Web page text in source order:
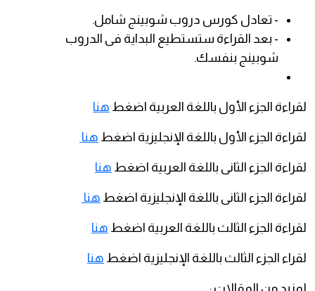
- تعادل كورس دروب شوبينج شامل.
- بعد القراءة ستستطيع البداية فى الدروب
شوبينج بنفسك.
لقراءة الجزء الأول باللغة العربية اضغط هنا
لقراءة الجزء الأول باللغة الإنجليزية اضغط هنا
لقراءة الجزء الثانى باللغة العربية اضغط هنا
لقراءة الجزء الثانى باللغة الإنجليزية اضغط هنا
لقراءة الجزء الثالث باللغة العربية اضغط هنا
لقراء الجزء الثالث باللغة الإنجليزية اضغط هنا
لمزيد من المقالات :